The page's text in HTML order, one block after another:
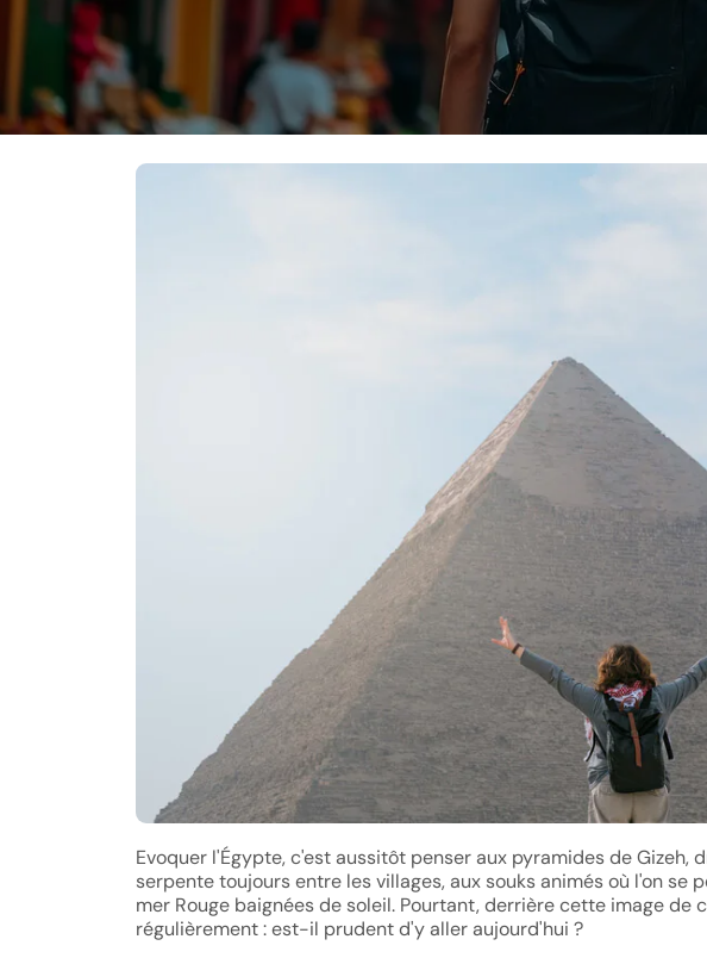
Evoquer l'Égypte, c'est aussitôt penser aux pyramides de Gizeh,
serpente toujours entre les villages, aux souks animés où l'on se
mer Rouge baignées de soleil. Pourtant, derrière cette image de
régulièrement : est-il prudent d'y aller aujourd'hui ?